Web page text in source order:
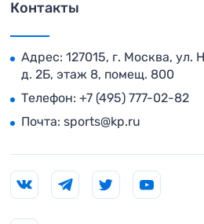
Контакты
Адрес: 127015, г. Москва, ул.
д. 2Б, этаж 8, помещ. 800
Телефон: +7 (495) 777-02-82
Почта: sports@kp.ru